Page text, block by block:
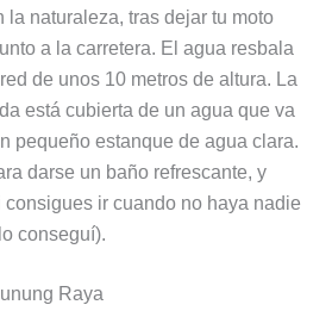
la naturaleza, tras dejar tu moto
a la carretera. El agua resbala
de unos 10 metros de altura. La
está cubierta de un agua que va
pequeño estanque de agua clara.
darse un baño refrescante, y
consigues ir cuando no haya nadie
conseguí).
Raya